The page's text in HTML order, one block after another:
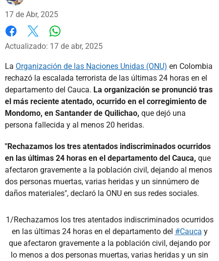
17 de Abr, 2025
Facebook
X
Actualizado: 17 de abr, 2025
La Organización de las Naciones Unidas (ONU) en Colombia
rechazó la escalada terrorista de las últimas 24 horas en el
departamento del Cauca. La organización se pronunció tras
el más reciente atentado, ocurrido en el corregimiento de
Mondomo, en Santander de Quilichao, que dejó una
persona fallecida y al menos 20 heridas.
"Rechazamos los tres atentados indiscriminados ocurridos
en las últimas 24 horas en el departamento del Cauca, que
afectaron gravemente a la población civil, dejando al menos
dos personas muertas, varias heridas y un sinnúmero de
daños materiales", declaró la ONU en sus redes sociales.
1/Rechazamos los tres atentados indiscriminados ocurridos
en las últimas 24 horas en el departamento del #Cauca y
que afectaron gravemente a la población civil, dejando por
lo menos a dos personas muertas, varias heridas y un sin